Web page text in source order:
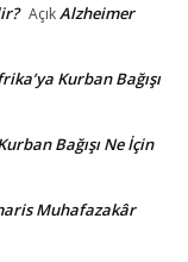
AçıkAlzheimer
Kurban Bağışı
Bağışı Ne İçin
Muhafazakâr